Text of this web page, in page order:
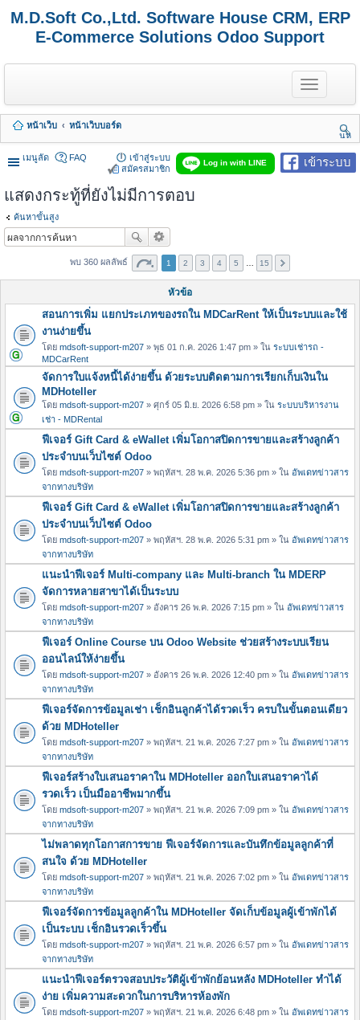
M.D.Soft Co.,Ltd. Software House CRM, ERP
E-Commerce Solutions Odoo Support
T
o
g
e
n
a
หน้าเว็บ
หน้าเว็บบอร์ด
นห
า
เมนูลัด
เข้าระบบ
Log in with LINE
FAQ
เข้าสู่ระบบ
สมัครสมาชิก
แสดงกระทู้ที่ยังไม่มีการตอบ
ค้นหาขั้นสูง
พบ 360 ผลลัพธ์ 1 2 3 4 5 15
หัวข้อ
สอนการเพิ่ม แยกประเภทของรถใน MDCarRent ให้เป็นระบบและใช้
งานง่ายขึ้น
โดย mdsoft-support-m207 » พุธ 01 ก.ค. 2026 1:47 pm » ใน ระบบเช่ารถ -
MDCarRent
จัดการใบแจ้งหนี้ได้ง่ายขึ้น ด้วยระบบติดตามการเรียกเก็บเงินใน
MDHoteller
โดย mdsoft-support-m207 » ศุกร์ 05 มิ.ย. 2026 6:58 pm » ใน ระบบบริหารงาน
เช่า - MDRental
ฟีเจอร์ Gift Card & eWallet เพิ่มโอกาสปิดการขายและสร้างลูกค้า
ประจำบนเว็บไซต์ Odoo
โดย mdsoft-support-m207 » พฤหัสฯ. 28 พ.ค. 2026 5:36 pm » ใน อัพเดทข่าวสาร
จากทางบริษัท
ฟีเจอร์ Gift Card & eWallet เพิ่มโอกาสปิดการขายและสร้างลูกค้า
ประจำบนเว็บไซต์ Odoo
โดย mdsoft-support-m207 » พฤหัสฯ. 28 พ.ค. 2026 5:31 pm » ใน อัพเดทข่าวสาร
จากทางบริษัท
แนะนำฟีเจอร์ Multi-company และ Multi-branch ใน MDERP
จัดการหลายสาขาได้เป็นระบบ
โดย mdsoft-support-m207 » อังคาร 26 พ.ค. 2026 7:15 pm » ใน อัพเดทข่าวสาร
จากทางบริษัท
ฟีเจอร์ Online Course บน Odoo Website ช่วยสร้างระบบเรียน
ออนไลน์ให้ง่ายขึ้น
โดย mdsoft-support-m207 » อังคาร 26 พ.ค. 2026 12:40 pm » ใน อัพเดทข่าวสาร
จากทางบริษัท
ฟีเจอร์จัดการข้อมูลเช่า เช็กอินลูกค้าได้รวดเร็ว ครบในขั้นตอนเดียว
ด้วย MDHoteller
โดย mdsoft-support-m207 » พฤหัสฯ. 21 พ.ค. 2026 7:27 pm » ใน อัพเดทข่าวสาร
จากทางบริษัท
ฟีเจอร์สร้างใบเสนอราคาใน MDHoteller ออกใบเสนอราคาได้
รวดเร็ว เป็นมืออาชีพมากขึ้น
โดย mdsoft-support-m207 » พฤหัสฯ. 21 พ.ค. 2026 7:09 pm » ใน อัพเดทข่าวสาร
จากทางบริษัท
ไม่พลาดทุกโอกาสการขาย ฟีเจอร์จัดการและบันทึกข้อมูลลูกค้าที่
สนใจ ด้วย MDHoteller
โดย mdsoft-support-m207 » พฤหัสฯ. 21 พ.ค. 2026 7:02 pm » ใน อัพเดทข่าวสาร
จากทางบริษัท
ฟีเจอร์จัดการข้อมูลลูกค้าใน MDHoteller จัดเก็บข้อมูลผู้เข้าพักได้
เป็นระบบ เช็กอินรวดเร็วขึ้น
โดย mdsoft-support-m207 » พฤหัสฯ. 21 พ.ค. 2026 6:57 pm » ใน อัพเดทข่าวสาร
จากทางบริษัท
แนะนำฟีเจอร์ตรวจสอบประวัติผู้เข้าพักย้อนหลัง MDHoteller ทำได้
ง่าย เพิ่มความสะดวกในการบริหารห้องพัก
โดย mdsoft-support-m207 » พฤหัสฯ. 21 พ.ค. 2026 6:48 pm » ใน อัพเดทข่าวสาร